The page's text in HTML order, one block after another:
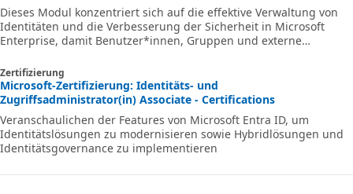
Dieses Modul konzentriert sich auf die effektive Verwaltung von
Identitäten und die Verbesserung der Sicherheit in Microsoft
Enterprise, damit Benutzer*innen, Gruppen und externe
geschützt sind.
Zertifizierung
Microsoft-Zertifizierung: Identitäts- und
Zugriffsadministrator(in) Associate - Certifications
Veranschaulichen der Features von Microsoft Entra ID, um
Identitätslösungen zu modernisieren sowie Hybridlösungen und
Identitätsgovernance zu implementieren